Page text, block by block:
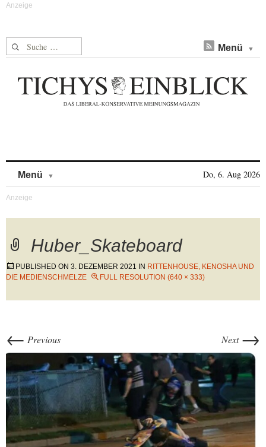
Suche nach: Menü
Menü Do, 6. Aug 2026
Huber_Skateboard
PUBLISHED ON 3. DEZEMBER 2021 IN RITTENHOUSE, KENOSHA UND
DIE MEDIENSCHMELZE
FULL RESOLUTION (640 × 333)
← Previous Next →